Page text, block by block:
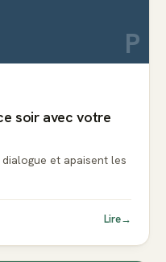
P
soir avec votre
et apaisent les
Lire→